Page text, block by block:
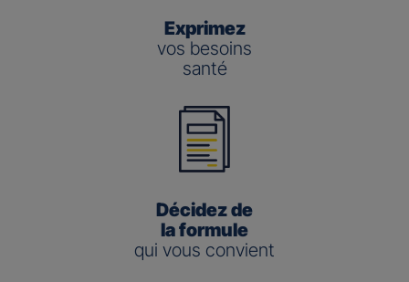
Exprimez
vos besoins
santé
Décidez de
la formule
qui vous convient